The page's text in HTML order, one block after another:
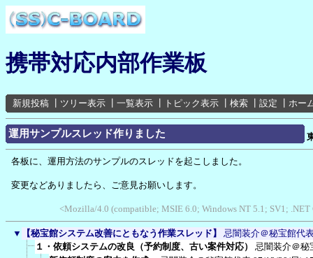
携帯対応内部作業板
新規投稿 ツリー表示 一覧表示 トピック表示 検索 設定 ホー
運用サンプルスレッド作りました
各板に、運用方法のサンプルのスレッドを起こしました。
変更などありましたら、ご意見お願いします。
<Mozilla/4.0 (compatible; MSIE 6.0; Windows NT 5.1; SV1;
▼ 【秘宝館システム改善にともなう作業スレッド】
忌闇装介＠秘宝館代
１・依頼システムの改良（予約制度、古い案件対応）
忌闇装介＠秘